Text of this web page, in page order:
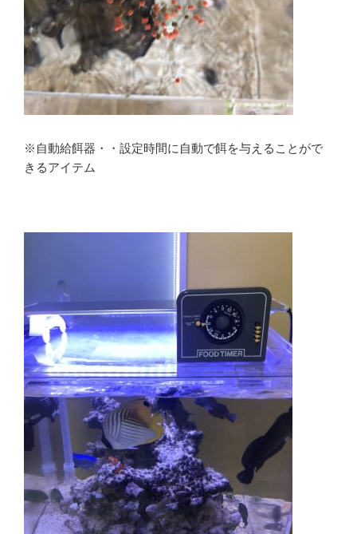
※自動給餌器・・設定時間に自動で餌を与えることがで
きるアイテム